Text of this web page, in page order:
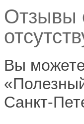
Отзывы
Вы
Санкт-